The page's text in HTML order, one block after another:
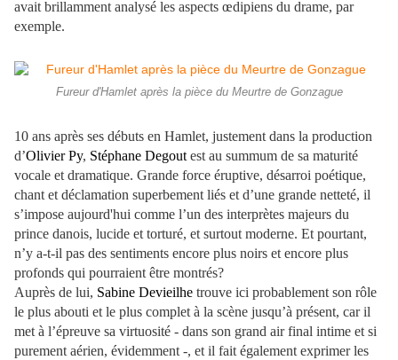
avait brillamment analysé les aspects œdipiens du drame, par
exemple.
Fureur d'Hamlet après la pièce du Meurtre de Gonzague
10 ans après ses débuts en Hamlet, justement dans la production
d’Olivier Py, Stéphane Degout est au summum de sa maturité
vocale et dramatique. Grande force éruptive, désarroi poétique,
chant et déclamation superbement liés et d’une grande netteté, il
s’impose aujourd'hui comme l’un des interprètes majeurs du
prince danois, lucide et torturé, et surtout moderne. Et pourtant,
n’y a-t-il pas des sentiments encore plus noirs et encore plus
profonds qui pourraient être montrés?
Auprès de lui, Sabine Devieilhe trouve ici probablement son rôle
le plus abouti et le plus complet à la scène jusqu’à présent, car il
met à l’épreuve sa virtuosité - dans son grand air final intime et si
purement aérien, évidemment -, et il fait également exprimer les